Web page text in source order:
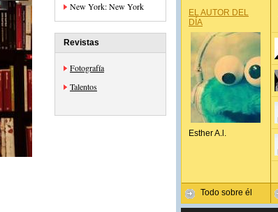
New York: New York
Revistas
Fotografía
Talentos
EL AUTOR DEL
DÍA
Esther A.l.
Todo sobre él